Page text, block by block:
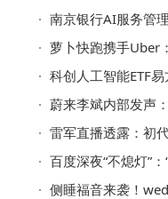
南京银行AI服务管理系统建设项
萝卜快跑携手Uber：2026年迪
科创人工智能ETF易方达（
蔚来李斌内部发声：2025成果
雷军直播透露：初代小米
百度深夜“不熄灯”：“O计划”
侧睡福音来袭！wedoking